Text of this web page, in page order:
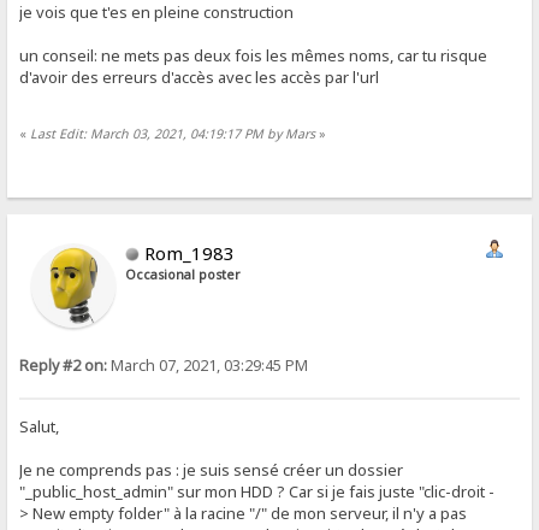
je vois que t'es en pleine construction
un conseil: ne mets pas deux fois les mêmes noms, car tu risque
d'avoir des erreurs d'accès avec les accès par l'url
« Last Edit: March 03, 2021, 04:19:17 PM by Mars»
Rom_1983
Occasional poster
Reply #2 on:March 07, 2021, 03:29:45 PM
Salut,
Je ne comprends pas : je suis sensé créer un dossier
"_public_host_admin" sur mon HDD ? Car si je fais juste "clic-droit -
> New empty folder" à la racine "/" de mon serveur, il n'y a pas